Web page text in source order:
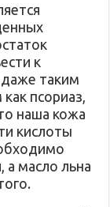
к
таким
псориаз,
наша кожа
кислоты
а масло льна